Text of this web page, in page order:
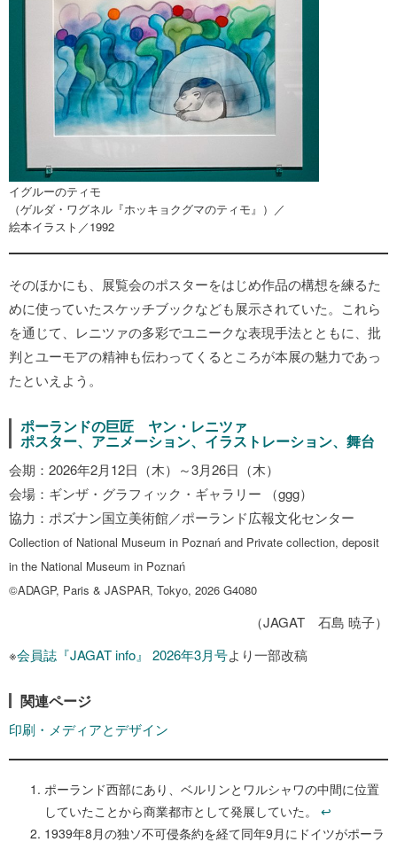
イグルーのティモ
（ゲルダ・ワグネル『ホッキョクグマのティモ』）／
絵本イラスト／1992
そのほかにも、展覧会のポスターをはじめ作品の構想を練るた
めに使っていたスケッチブックなども展示されていた。これら
を通じて、レニツァの多彩でユニークな表現手法とともに、批
判とユーモアの精神も伝わってくるところが本展の魅力であっ
たといえよう。
ポーランドの巨匠 ヤン・レニツァ
ポスター、アニメーション、イラストレーション、舞台
会期：2026年2月12日（木）～3月26日（木）
会場：ギンザ・グラフィック・ギャラリー （ggg）
協力：ポズナン国立美術館／ポーランド広報文化センター
Collection of National Museum in Poznań and Private collection, deposit
in the National Museum in Poznań
©ADAGP, Paris & JASPAR, Tokyo, 2026 G4080
（JAGAT 石島 暁子）
※会員誌『JAGAT info』 2026年3月号より一部改稿
関連ページ
印刷・メディアとデザイン
ポーランド西部にあり、ベルリンとワルシャワの中間に位置
していたことから商業都市として発展していた。 ↩︎
1939年8月の独ソ不可侵条約を経て同年9月にドイツがポーラ